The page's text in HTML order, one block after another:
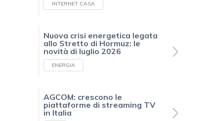
INTERNET CASA
Nuova crisi energetica legata
allo Stretto di Hormuz: le
novità di luglio 2026
ENERGIA
AGCOM: crescono le
piattaforme di streaming TV
in Italia